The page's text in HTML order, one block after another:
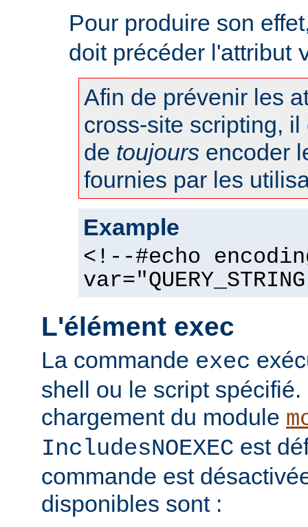
Pour produire son
doit précéder l'attribut
Afin de prévenir les
cross-site scripting,
de toujours encoder
fournies par les
Example
<!--#echo
L'élément exec
La commande exec
shell ou le script
chargement du module
IncludesNOEXEC est
commande est
disponibles sont :